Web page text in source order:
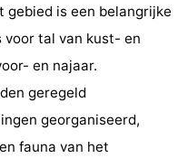
gebied is een belangrijke
tal van kust- en
en najaar.
geregeld
georganiseerd,
fauna van het